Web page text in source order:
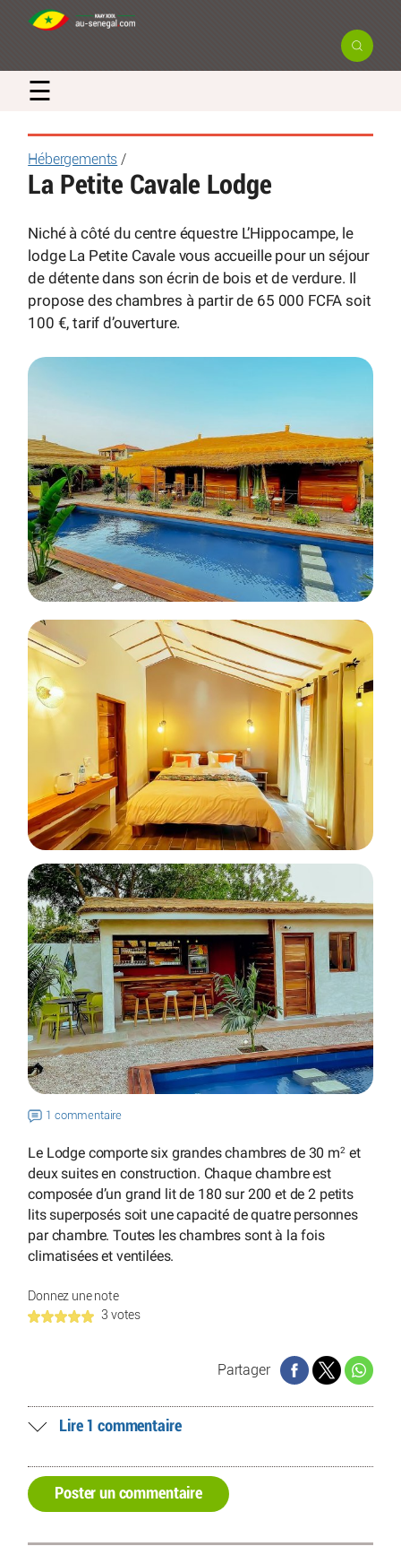
☰
Hébergements /
La Petite Cavale Lodge
Niché à côté du centre équestre L’Hippocampe, le
lodge La Petite Cavale vous accueille pour un séjour
de détente dans son écrin de bois et de verdure. Il
propose des chambres à partir de 65 000 FCFA soit
100 €, tarif d’ouverture.
1 commentaire
Le Lodge comporte six grandes chambres de 30 m2et
deux suites en construction. Chaque chambre est
composée d’un grand lit de 180 sur 200 et de 2 petits
lits superposés soit une capacité de quatre personnes
par chambre. Toutes les chambres sont à la fois
climatisées et ventilées.
Donnez une note
3 votes
Partager
Lire 1 commentaire
Poster un commentaire